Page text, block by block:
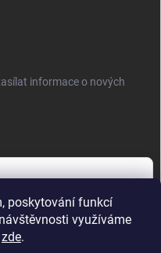
poskytování funkcí
využíváme
zde.
informace o nových
údajů